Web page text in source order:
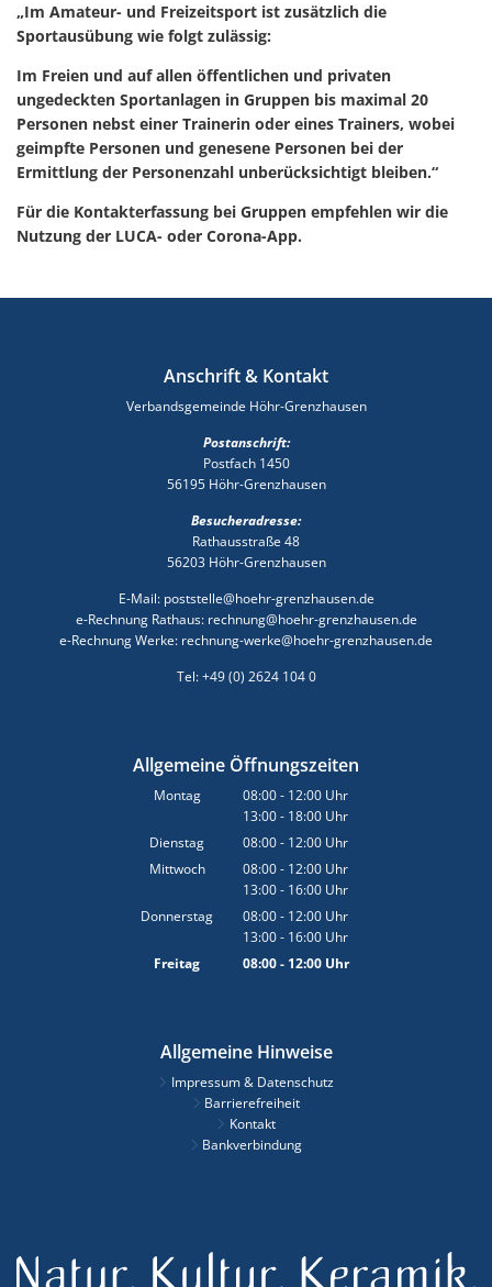
„Im Amateur- und Freizeitsport ist zusätzlich die
Sportausübung wie folgt zulässig:
Im Freien und auf allen öffentlichen und privaten
ungedeckten Sportanlagen in Gruppen bis maximal 20
Personen nebst einer Trainerin oder eines Trainers, wobei
geimpfte Personen und genesene Personen bei der
Ermittlung der Personenzahl unberücksichtigt bleiben.“
Für die Kontakterfassung bei Gruppen empfehlen wir die
Nutzung der LUCA- oder Corona-App.
Anschrift & Kontakt
Verbandsgemeinde Höhr-Grenzhausen
Postanschrift:
Postfach 1450
56195 Höhr-Grenzhausen
Besucheradresse:
Rathausstraße 48
56203 Höhr-Grenzhausen
E-Mail: poststelle@hoehr-grenzhausen.de
e-Rechnung Rathaus: rechnung@hoehr-grenzhausen.de
e-Rechnung Werke: rechnung-werke@hoehr-grenzhausen.de
Tel: +49 (0) 2624 104 0
Allgemeine Öffnungszeiten
Montag 08:00- 12:00 Uhr
Von 08:00 bis 12:00 Uhr
13:00- 18:00 Uhr
Von 13:00 bis 18:00 Uhr
Dienstag 08:00- 12:00 Uhr
Von 08:00 bis 12:00 Uhr
Mittwoch 08:00- 12:00 Uhr
Von 08:00 bis 12:00 Uhr
13:00- 16:00 Uhr
Von 13:00 bis 16:00 Uhr
Donnerstag 08:00- 12:00 Uhr
Von 08:00 bis 12:00 Uhr
13:00- 16:00 Uhr
Von 13:00 bis 16:00 Uhr
Freitag 08:00- 12:00Uhr
Allgemeine Hinweise
Impressum & Datenschutz
Barrierefreiheit
Kontakt
Bankverbindung